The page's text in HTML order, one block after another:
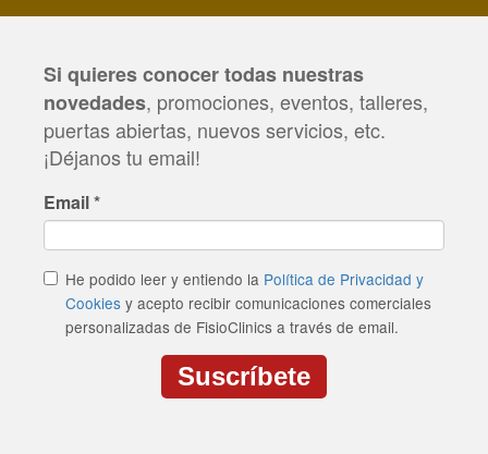
Si quieres conocer todas nuestras
novedades, promociones, eventos, talleres,
puertas abiertas, nuevos servicios, etc.
¡Déjanos tu email!
Email*
He podido leer y entiendo la Política de Privacidad y
Cookies y acepto recibir comunicaciones comerciales
personalizadas de FisioClinics a través de email.
Suscríbete